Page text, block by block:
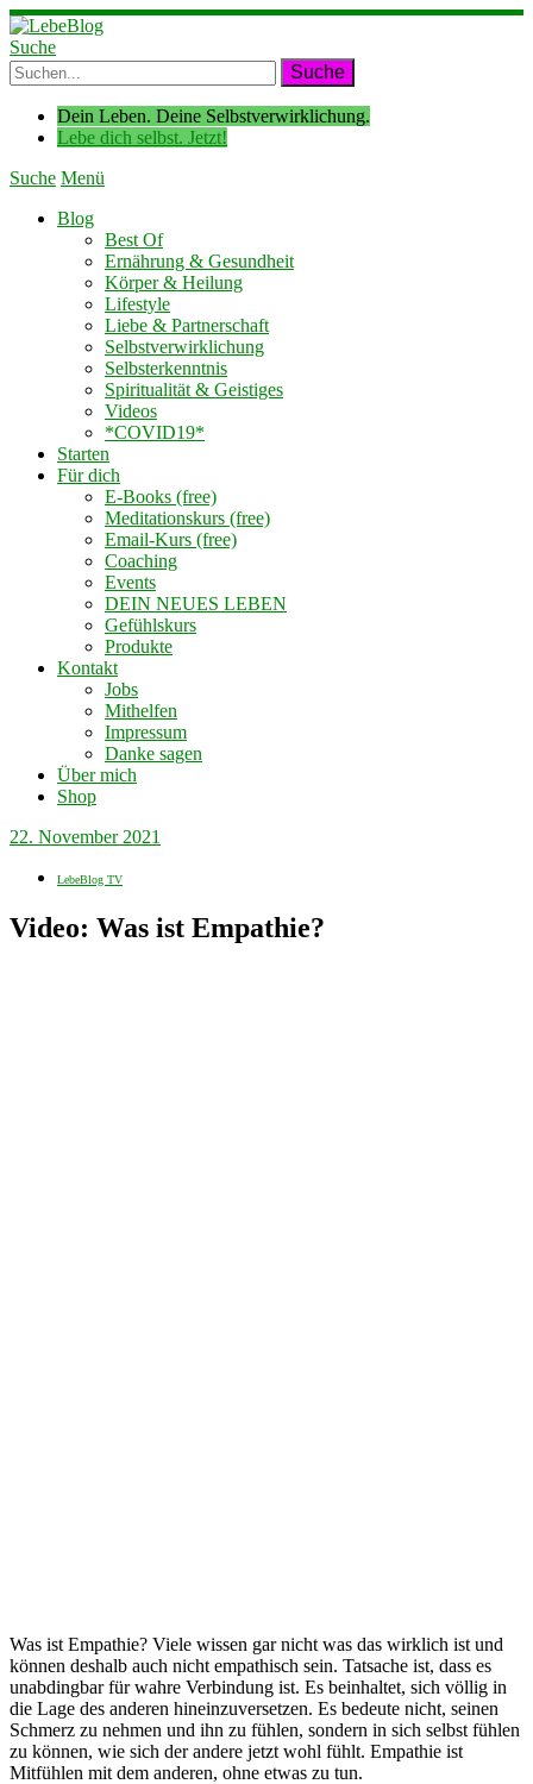
Suche
Dein Leben. Deine Selbstverwirklichung.
Lebe dich selbst. Jetzt!
Suche Menü
Blog
Best Of
Ernährung & Gesundheit
Körper & Heilung
Lifestyle
Liebe & Partnerschaft
Selbstverwirklichung
Selbsterkenntnis
Spiritualität & Geistiges
Videos
*COVID19*
Starten
Für dich
E-Books (free)
Meditationskurs (free)
Email-Kurs (free)
Coaching
Events
DEIN NEUES LEBEN
Gefühlskurs
Produkte
Kontakt
Jobs
Mithelfen
Impressum
Danke sagen
Über mich
Shop
22. November 2021
LebeBlog TV
Video: Was ist Empathie?
Was ist Empathie? Viele wissen gar nicht was das wirklich ist und
können deshalb auch nicht empathisch sein. Tatsache ist, dass es
unabdingbar für wahre Verbindung ist. Es beinhaltet, sich völlig in
die Lage des anderen hineinzuversetzen. Es bedeute nicht, seinen
Schmerz zu nehmen und ihn zu fühlen, sondern in sich selbst fühlen
zu können, wie sich der andere jetzt wohl fühlt. Empathie ist
Mitfühlen mit dem anderen, ohne etwas zu tun.